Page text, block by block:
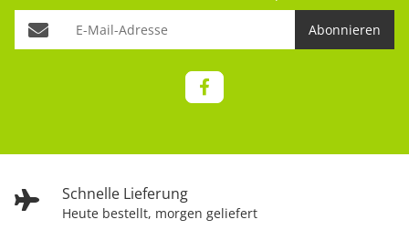
Schnelle Lieferung
Heute bestellt, morgen geliefert
Abonnieren